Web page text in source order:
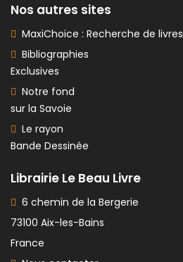
Nos autres sites
MaxiChoice : Recherche de livres
Bibliographies
Exclusives
Notre fond
sur la Savoie
Le rayon
Bande Dessinée
Librairie Le Beau Livre
6 chemin de la Bergerie
73100 Aix-les-Bains
France